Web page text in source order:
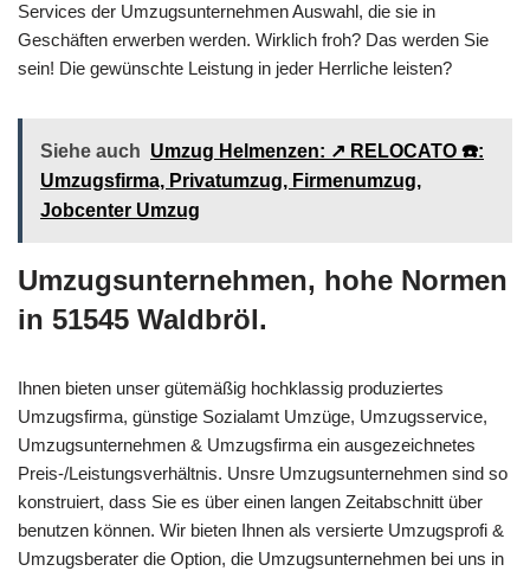
Services der Umzugsunternehmen Auswahl, die sie in
Geschäften erwerben werden. Wirklich froh? Das werden Sie
sein! Die gewünschte Leistung in jeder Herrliche leisten?
Siehe auch Umzug Helmenzen: ↗️ RELOCATO ☎️:
Umzugsfirma, Privatumzug, Firmenumzug,
Jobcenter Umzug
Umzugsunternehmen, hohe Normen
in 51545 Waldbröl.
Ihnen bieten unser gütemäßig hochklassig produziertes
Umzugsfirma, günstige Sozialamt Umzüge, Umzugsservice,
Umzugsunternehmen & Umzugsfirma ein ausgezeichnetes
Preis-/Leistungsverhältnis. Unsre Umzugsunternehmen sind so
konstruiert, dass Sie es über einen langen Zeitabschnitt über
benutzen können. Wir bieten Ihnen als versierte Umzugsprofi &
Umzugsberater die Option, die Umzugsunternehmen bei uns in